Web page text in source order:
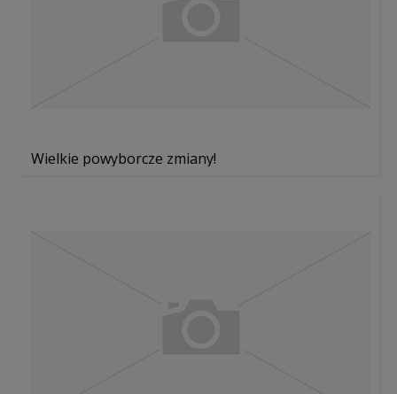
Wielkie powyborcze zmiany!